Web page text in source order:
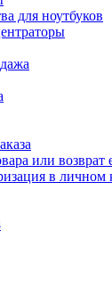
для ноутбуков
или возврат
в личном